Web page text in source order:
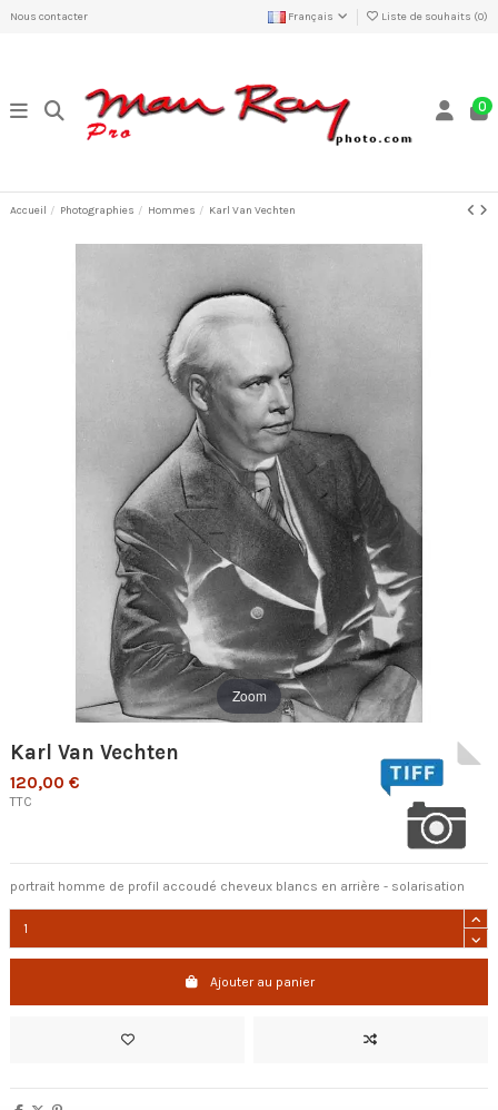
Nous contacter Français Liste de souhaits (0)
0
Accueil Photographies Hommes Karl Van Vechten
Zoom
Karl Van Vechten
120,00 €
TTC
portrait homme de profil accoudé cheveux blancs en arrière - solarisation
Ajouter au panier